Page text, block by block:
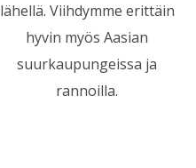
lähellä. Viihdymme erittäin
hyvin myös Aasian
suurkaupungeissa ja
rannoilla.